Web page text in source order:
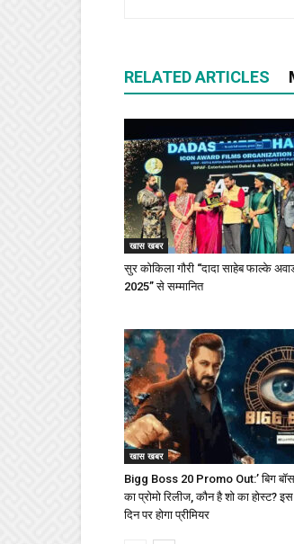
RELATED ARTICLES
खास खबर
सुर कोकिला गौरी “दादा साहेब फाल्के
2025” से सम्मानित
खास खबर
Bigg Boss 20 Promo Out:’ बिग
का प्रोमो रिलीज, कौन है शो का होस्ट?
दिन पर होगा प्रीमियर